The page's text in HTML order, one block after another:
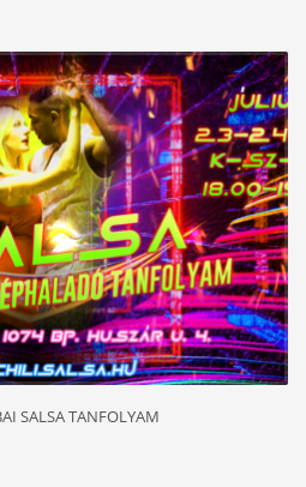
SALSA TANFOLYAM